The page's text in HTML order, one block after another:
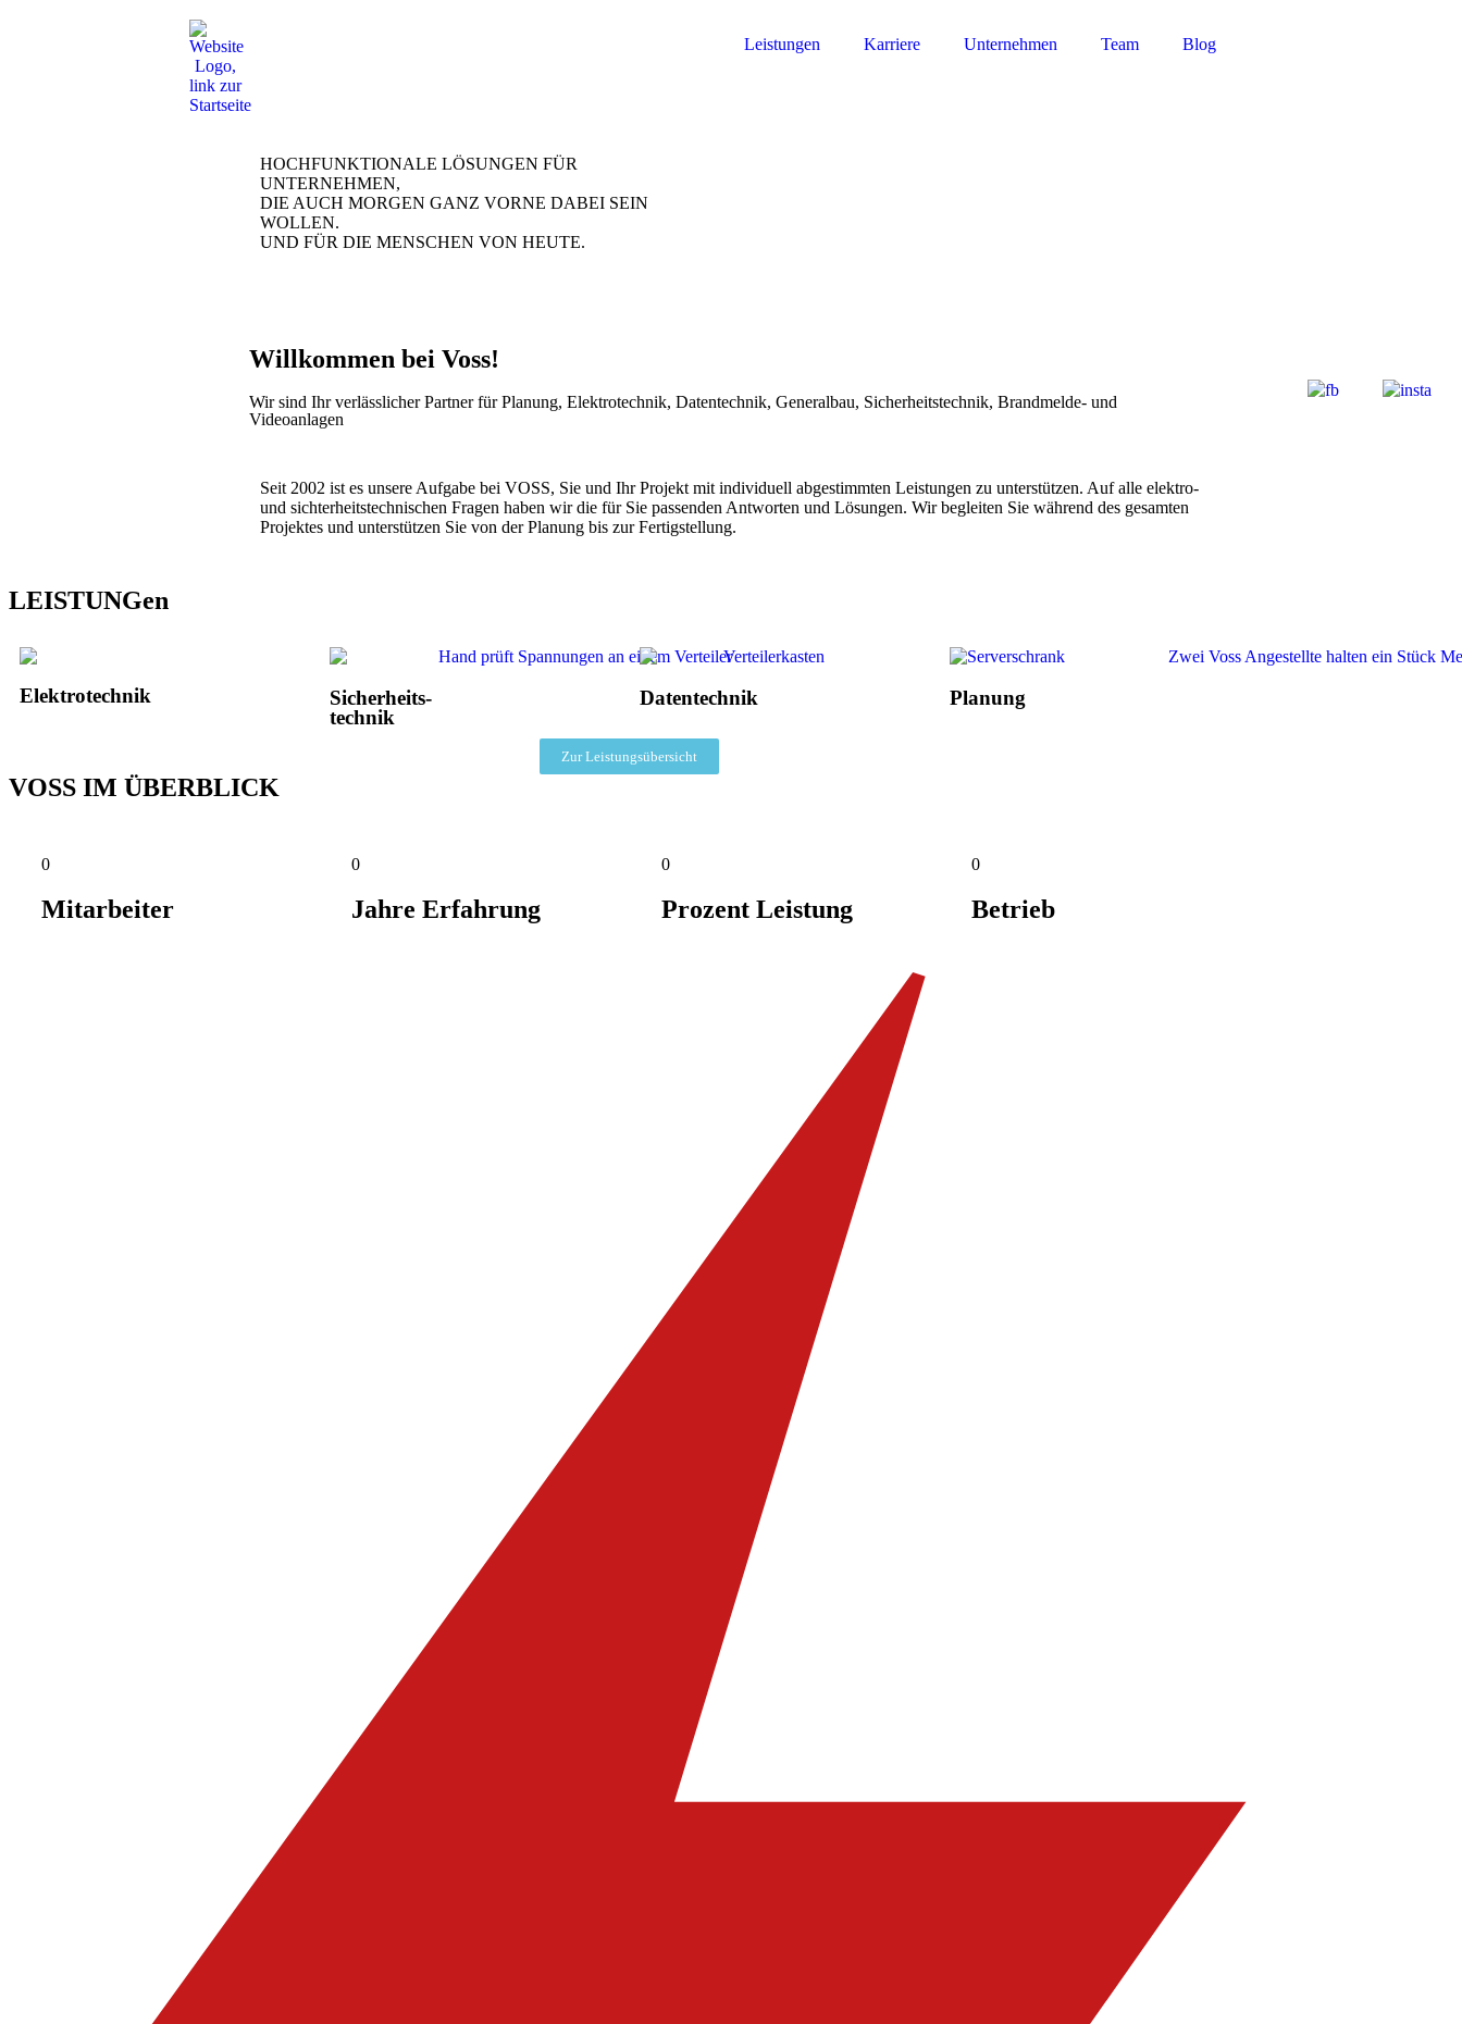
Leistungen Karriere Unternehmen Team Blog
HOCHFUNKTIONALE LÖSUNGEN FÜR
UNTERNEHMEN,
DIE AUCH MORGEN GANZ VORNE DABEI SEIN
WOLLEN.
UND FÜR DIE MENSCHEN VON HEUTE.
Willkommen bei Voss!
Wir sind Ihr verlässlicher Partner für Planung, Elektrotechnik, Datentechnik, Generalbau, Sicherheitstechnik, Brandmelde- und
Videoanlagen
Seit 2002 ist es unsere Aufgabe bei VOSS, Sie und Ihr Projekt mit individuell abgestimmten Leistungen zu unterstützen. Auf alleelektro-
und sichterheitstechnischen Fragen haben wir die für Sie passenden Antworten und Lösungen. Wir begleiten Sie während des gesamten
Projektes und unterstützen Sie von der Planung bis zur Fertigstellung.
LEISTUNGen
Elektrotechnik
Sicherheits-
technik
Datentechnik Planung
Zur Leistungsübersicht
VOSS IM ÜBERBLICK
0
Mitarbeiter
0
Jahre Erfahrung
0
Prozent Leistung
0
Betrieb